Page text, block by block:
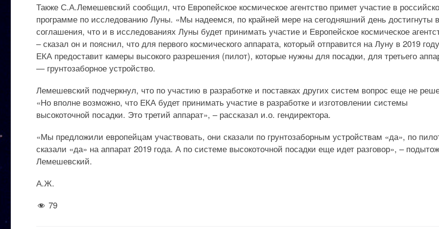
Также С.А.Лемешевский сообщил, что Европейское космическое агентство примет участие в
программе по исследованию Луны. «Мы надеемся, по крайней мере на сегодняшний день достигнуты
соглашения, что и в исследованиях Луны будет принимать участие и Европейское космическое
– сказал он и пояснил, что для первого космического аппарата, который отправится на Луну в 2019
ЕКА предоставит камеры высокого разрешения (пилот), которые нужны для посадки, для третьего
— грунтозаборное устройство.
Лемешевский подчеркнул, что по участию в разработке и поставках других систем вопрос еще не
«Но вполне возможно, что ЕКА будет принимать участие в разработке и изготовлении системы
высокоточной посадки. Это третий аппарат», – рассказал и.о. гендиректора.
«Мы предложили европейцам участвовать, они сказали по грунтозаборным устройствам «да», по
сказали «да» на аппарат 2019 года. А по системе высокоточной посадки еще идет разговор», –
Лемешевский.
А.Ж.
79